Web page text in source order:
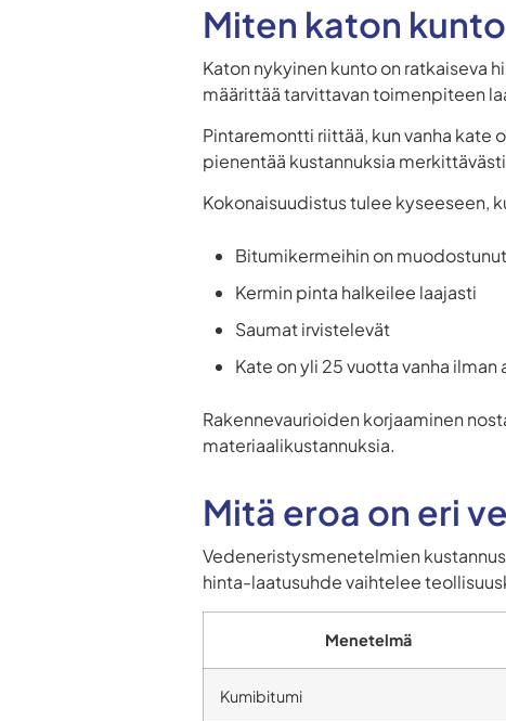
Miten katon
Katon nykyinen kunto on ratkaiseva
määrittää tarvittavan toimenpiteen
Pintaremontti riittää, kun vanha kate
pienentää kustannuksia
Kokonaisuudistus tulee kyseeseen,
Bitumikermeihin on
Kermin pinta halkeilee laajasti
Saumat irvistelevät
Kate on yli 25 vuotta vanha
Rakennevaurioiden korjaaminen
materiaalikustannuksia.
Mitä eroa on eri
Vedeneristysmenetelmien
hinta-laatusuhde vaihtelee
Menetelmä
Kumibitumi